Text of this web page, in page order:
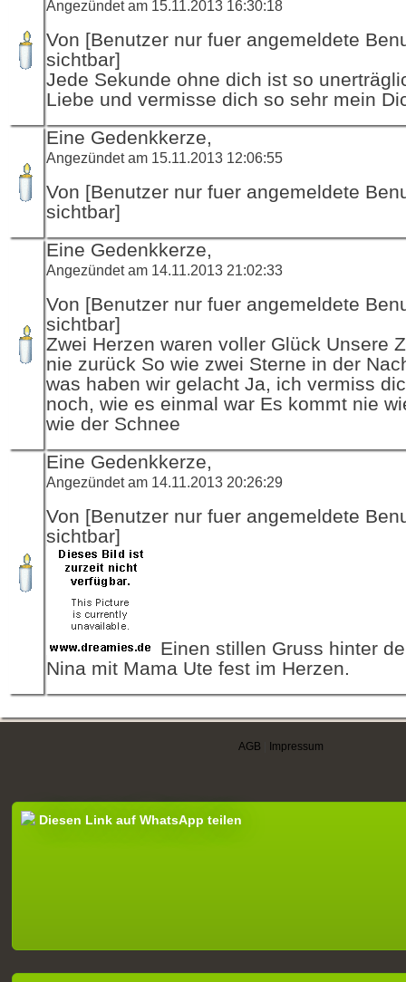
Angezündet am 15.11.2013 16:30:18
Von [Benutzer nur fuer angemeldete
sichtbar]
Jede Sekunde ohne dich ist so
Liebe und vermisse dich so sehr mein
Eine Gedenkkerze,
Angezündet am 15.11.2013 12:06:55
Von [Benutzer nur fuer angemeldete
sichtbar]
Eine Gedenkkerze,
Angezündet am 14.11.2013 21:02:33
Von [Benutzer nur fuer angemeldete
sichtbar]
Zwei Herzen waren voller Glück Unsere
nie zurück So wie zwei Sterne in der
was haben wir gelacht Ja, ich vermiss
noch, wie es einmal war Es kommt nie
wie der Schnee
Eine Gedenkkerze,
Angezündet am 14.11.2013 20:26:29
Von [Benutzer nur fuer angemeldete
sichtbar]
Einen stillen Gruss hinter
Nina mit Mama Ute fest im Herzen.
AGB Impressum
Diesen Link auf WhatsApp teilen